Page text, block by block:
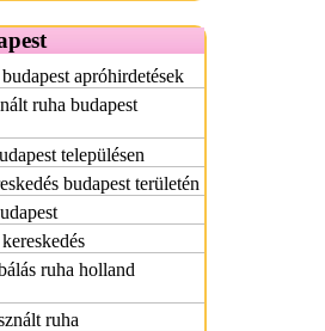
apróhirdetések
ruha budapest
településen
budapest területén
ruha holland
ruha